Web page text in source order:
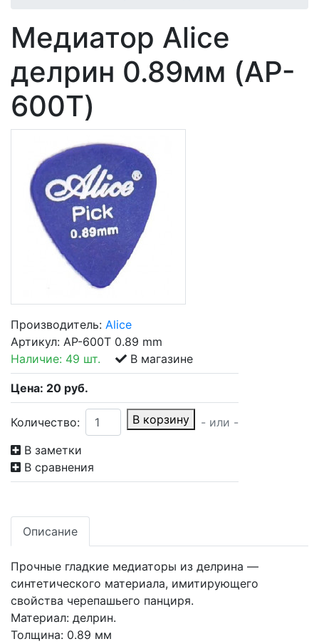
Медиатор Alice
делрин 0.89мм (AP-
600T)
Производитель: Alice
Артикул: AP-600T 0.89 mm
Наличие: 49 шт. В магазине
Цена: 20 руб.
Количество: В корзину
- или -
В заметки
В сравнения
Описание
Прочные гладкие медиаторы из делрина —
синтетического материала, имитирующего
свойства черепашьего панциря.
Материал: делрин.
Толщина: 0.89 мм